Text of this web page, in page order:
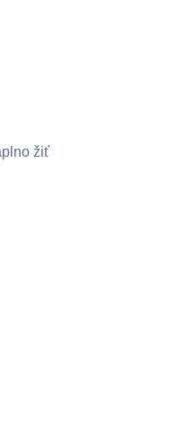
žiť